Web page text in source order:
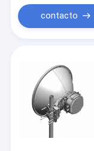
contacto